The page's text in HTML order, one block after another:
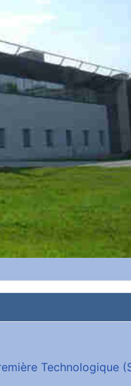
Technologique